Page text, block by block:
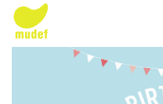
ABOUT mudef（
mudef（リズメディア